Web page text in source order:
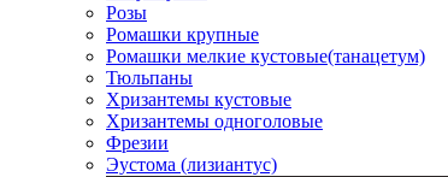
Розы
Ромашки крупные
Ромашки мелкие кустовые(танацетум)
Тюльпаны
Хризантемы кустовые
Хризантемы одноголовые
Фрезии
Эустома (лизиантус)